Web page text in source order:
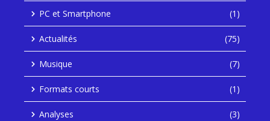
PC et Smartphone (1)
Actualités (75)
Musique (7)
Formats courts (1)
Analyses (3)